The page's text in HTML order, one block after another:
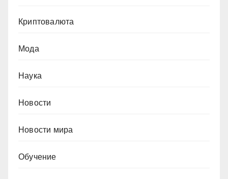
Криптовалюта
Мода
Наука
Новости
Новости мира
Обучение